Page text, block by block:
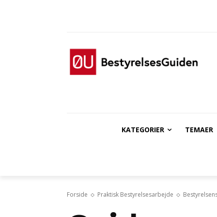
KATEGORIER TEMAER
Forside Praktisk Bestyrelsesarbejde